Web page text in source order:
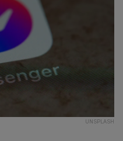
UNSPLASH